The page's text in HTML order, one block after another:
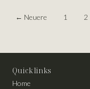
← Neuere 1 2
Home
Quick links